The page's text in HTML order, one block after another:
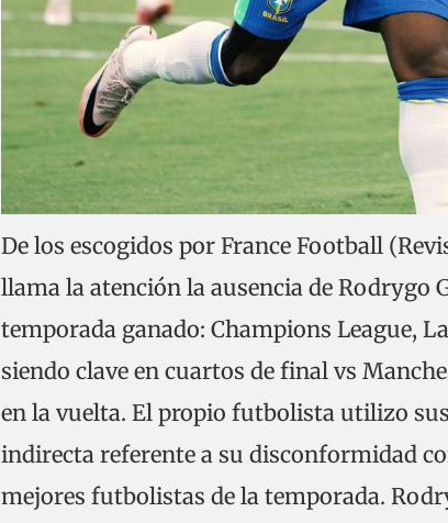
De los escogidos por France Football
llama la atención la ausencia de Rodrygo
temporada ganado: Champions League,
siendo clave en cuartos de final vs
en la vuelta. El propio futbolista utilizo
indirecta referente a su disconformidad
mejores futbolistas de la temporada.